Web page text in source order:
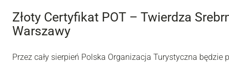
Złoty Certyfikat POT – Twierdza
Warszawy
Przez cały sierpień Polska Organizacja Turystyczna